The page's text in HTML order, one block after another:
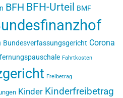
BFH BFH-Urteil BMF
Bundesverfassungsgericht Corona
Fahrtkosten
Freibetrag
Kinder Kinderfreibetrag